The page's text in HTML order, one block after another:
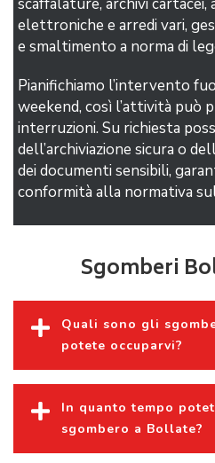
elettroniche e arredi vari,
e smaltimento a norma di
Pianifichiamo l’intervento
weekend, così l’attività può
interruzioni. Su richiesta
dell’archiviazione sicura o
dei documenti sensibili,
conformità alla normativa
Sgomberi
Quali sono gli
potete occuparvi?
In quanto tempo
sgombero a Bollate?